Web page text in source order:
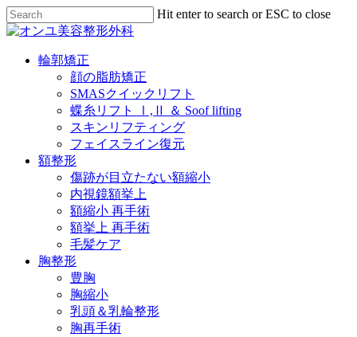
Skip
to
main
content
Hit enter to search or ESC to close
Close
Menu
輪郭矯正
顔の脂肪矯正
SMASクイックリフト
蝶糸リフト Ⅰ,Ⅱ ＆ Soof lifting
スキンリフティング
フェイスライン復元
額整形
傷跡が目立たない額縮小
内視鏡額挙上
額縮小 再手術
額挙上 再手術
毛髪ケア
胸整形
豊胸
胸縮小
乳頭＆乳輪整形
胸再手術